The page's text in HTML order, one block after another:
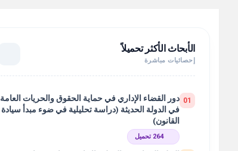
الأبحاث الأكثر تحميلاً
إحصائيات مباشرة
01 دور القضاء الإداري في حماية الحقوق والحريات العامة
في الدولة الحديثة (دراسة تحليلية في ضوء مبدأ سيادة
القانون)
264 تحميل